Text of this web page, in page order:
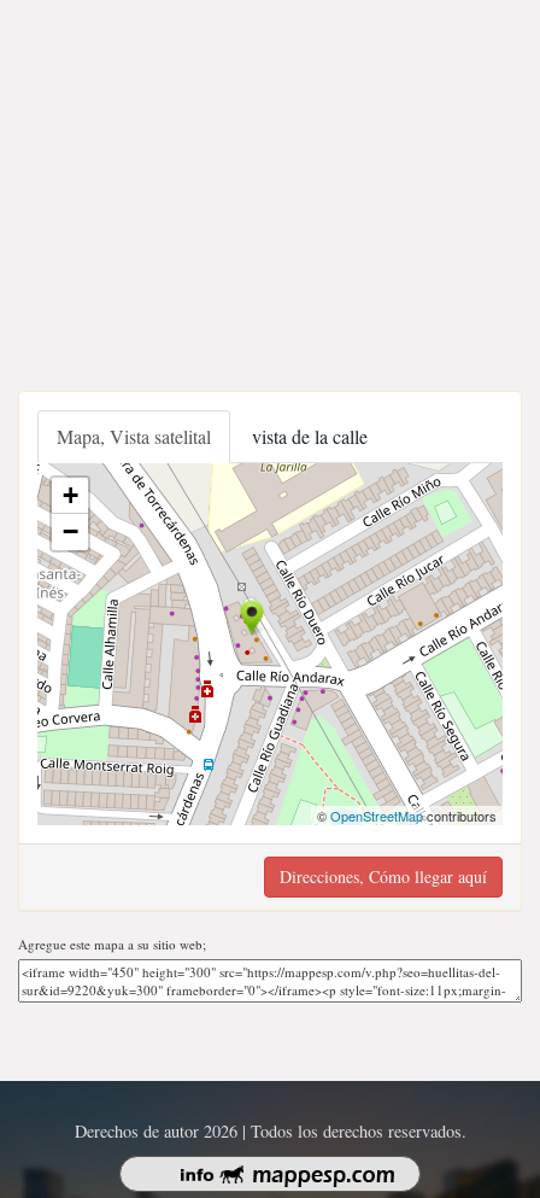
Mapa, Vista satelital vista de la calle
+
−
©OpenStreetMapcontributors
Direcciones, Cómo llegar aquí
Agregue este mapa a su sitio web;
Derechos de autor 2026 | Todos los derechos reservados.